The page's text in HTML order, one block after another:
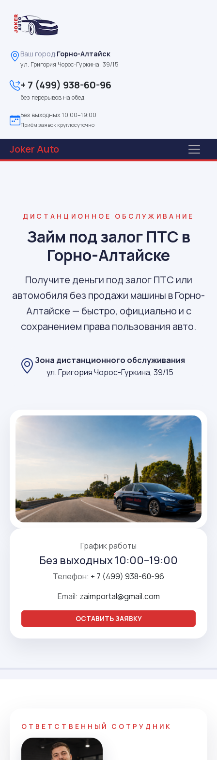
Ваш город:Горно-Алтайск
ул. Григория Чорос-Гуркина, 39/15
+ 7 (499) 938-60-96
без перерывов на обед
Без выходных 10:00–19:00
Приём заявок круглосуточно
JokerAuto
ДИСТАНЦИОННОЕ ОБСЛУЖИВАНИЕ
Займ под залог ПТС в
Горно-Алтайске
Получите деньги под залог ПТС или
автомобиля без продажи машины в Горно-
Алтайске — быстро, официально и с
сохранением права пользования авто.
Зона дистанционного обслуживания
ул. Григория Чорос-Гуркина, 39/15
График работы
Без выходных 10:00–19:00
Телефон: + 7 (499) 938-60-96
Email: zaimportal@gmail.com
ОСТАВИТЬ ЗАЯВКУ
ОТВЕТСТВЕННЫЙ СОТРУДНИК